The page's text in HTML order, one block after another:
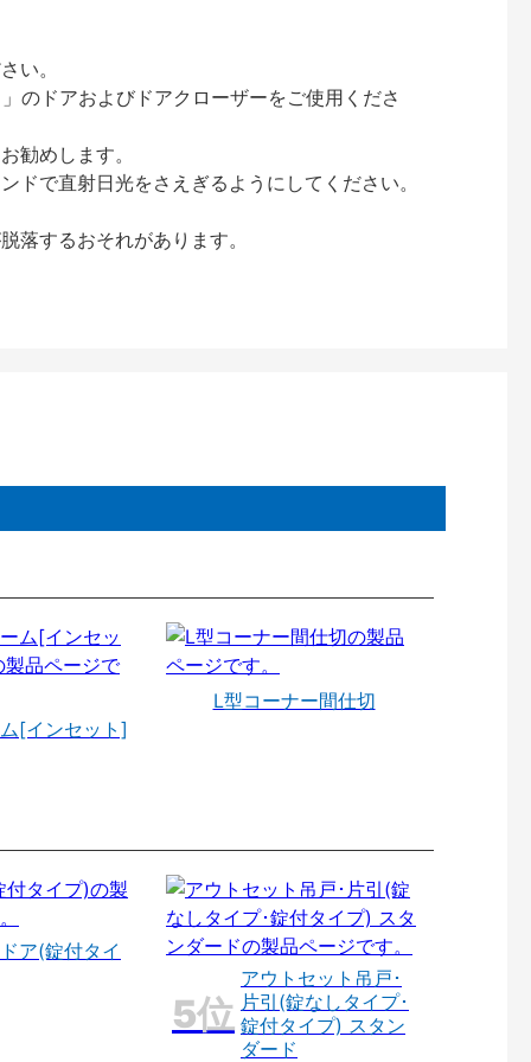
い。
のドアおよびドアクローザーをご使用くださ
勧めします。
で直射日光をさえぎるようにしてください。
するおそれがあります。
[インセット]
L型コーナー間仕切
ア(錠付タイ
アウトセット吊戸･
片引(錠なしタイプ･
錠付タイプ) スタン
ダード